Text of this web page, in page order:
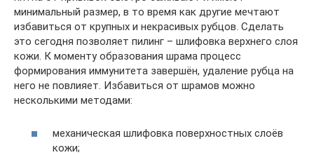
минимальный размер, в то время как другие мечтают
избавиться от крупных и некрасивых рубцов. Сделать
это сегодня позволяет пилинг – шлифовка верхнего слоя
кожи. К моменту образования шрама процесс
формирования иммунитета завершён, удаление рубца на
него не повлияет. Избавиться от шрамов можно
несколькими методами:
механическая шлифовка поверхностных слоёв
кожи;